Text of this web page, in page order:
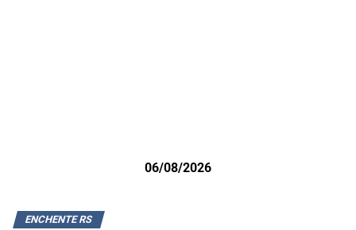
06/08/2026
ENCHENTE RS